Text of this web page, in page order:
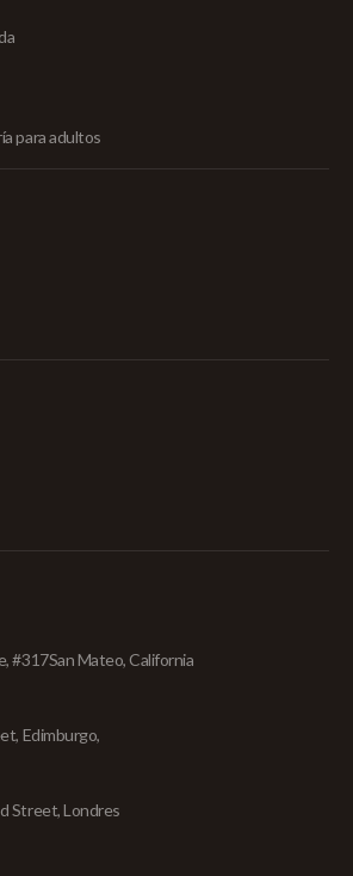
para adultos
#317San Mateo, California
Edimburgo,
Street, Londres